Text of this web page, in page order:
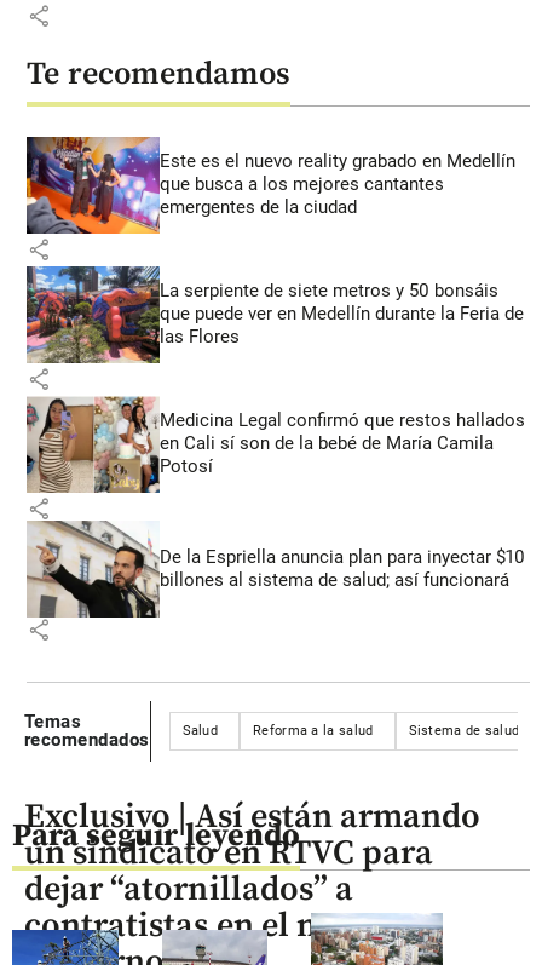
share
Te recomendamos
Este es el nuevo reality grabado en Medellín
que busca a los mejores cantantes
emergentes de la ciudad
share
La serpiente de siete metros y 50 bonsáis
que puede ver en Medellín durante la Feria de
las Flores
share
Medicina Legal confirmó que restos hallados
en Cali sí son de la bebé de María Camila
Potosí
share
De la Espriella anuncia plan para inyectar $10
billones al sistema de salud; así funcionará
share
Temas
recomendados
Salud Reforma a la salud Sistema de salud
Para seguir leyendo
Exclusivo | Así están armando
un sindicato en RTVC para
dejar “atornillados” a
contratistas en el nuevo